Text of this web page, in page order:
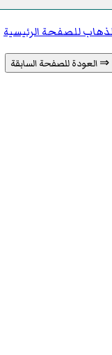
للصفحة الرئيسية